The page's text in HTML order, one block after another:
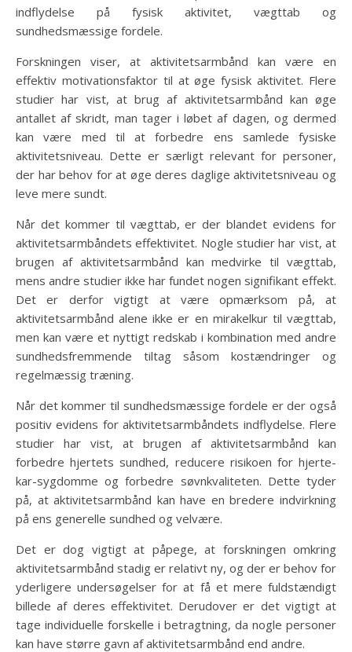
indflydelse på fysisk aktivitet, vægttab og
sundhedsmæssige fordele.
Forskningen viser, at aktivitetsarmbånd kan være en
effektiv motivationsfaktor til at øge fysisk aktivitet. Flere
studier har vist, at brug af aktivitetsarmbånd kan øge
antallet af skridt, man tager i løbet af dagen, og dermed
kan være med til at forbedre ens samlede fysiske
aktivitetsniveau. Dette er særligt relevant for personer,
der har behov for at øge deres daglige aktivitetsniveau og
leve mere sundt.
Når det kommer til vægttab, er der blandet evidens for
aktivitetsarmbåndets effektivitet. Nogle studier har vist, at
brugen af aktivitetsarmbånd kan medvirke til vægttab,
mens andre studier ikke har fundet nogen signifikant effekt.
Det er derfor vigtigt at være opmærksom på, at
aktivitetsarmbånd alene ikke er en mirakelkur til vægttab,
men kan være et nyttigt redskab i kombination med andre
sundhedsfremmende tiltag såsom kostændringer og
regelmæssig træning.
Når det kommer til sundhedsmæssige fordele er der også
positiv evidens for aktivitetsarmbåndets indflydelse. Flere
studier har vist, at brugen af aktivitetsarmbånd kan
forbedre hjertets sundhed, reducere risikoen for hjerte-
kar-sygdomme og forbedre søvnkvaliteten. Dette tyder
på, at aktivitetsarmbånd kan have en bredere indvirkning
på ens generelle sundhed og velvære.
Det er dog vigtigt at påpege, at forskningen omkring
aktivitetsarmbånd stadig er relativt ny, og der er behov for
yderligere undersøgelser for at få et mere fuldstændigt
billede af deres effektivitet. Derudover er det vigtigt at
tage individuelle forskelle i betragtning, da nogle personer
kan have større gavn af aktivitetsarmbånd end andre.